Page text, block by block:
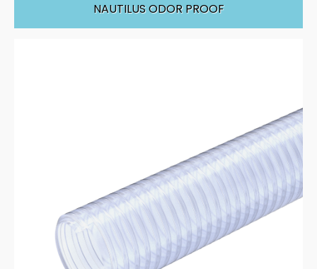
NAUTILUS ODOR PROOF